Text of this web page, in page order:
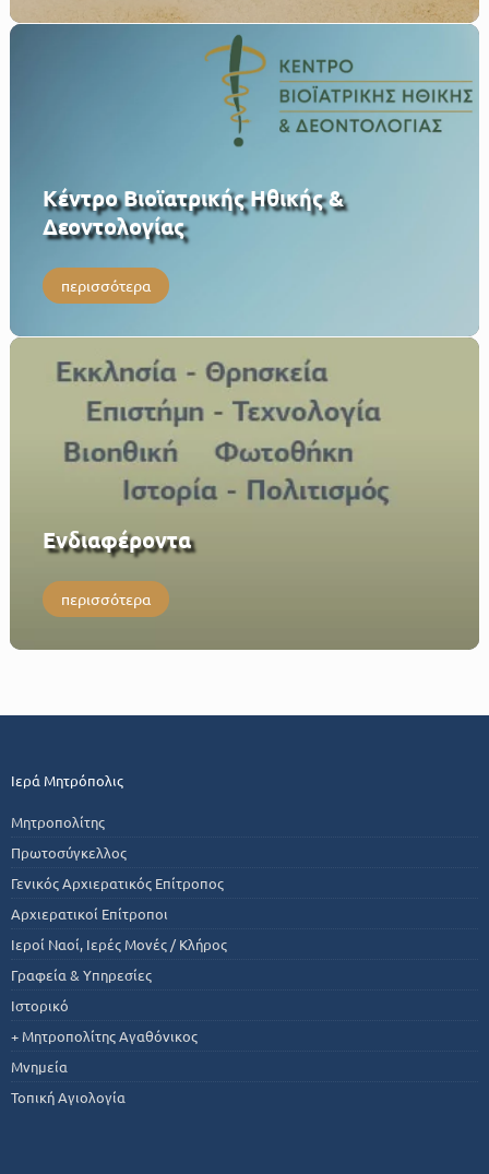
Κέντρο Βιοϊατρικής Ηθικής &
Δεοντολογίας
περισσότερα
Eνδιαφέροντα
περισσότερα
Ιερά Μητρόπολις
Μητροπολίτης
Πρωτοσύγκελλος
Γενικός Αρχιερατικός Επίτροπος
Αρχιερατικοί Επίτροποι
Ιεροί Ναοί, Ιερές Μονές / Κλήρος
Γραφεία & Υπηρεσίες
Ιστορικό
+ Μητροπολίτης Αγαθόνικος
Μνημεία
Τοπική Αγιολογία